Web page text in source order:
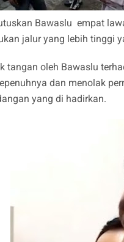
Bawaslu empat
jalur yang lebih tinggi
tangan oleh Bawaslu
dan menolak
yang di hadirkan.